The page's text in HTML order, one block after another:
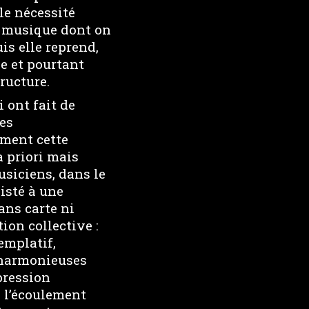
nécessité
dont on
elle reprend,
et pourtant
ont fait de
cette
priori mais
dans le
à une
carte ni
collective :